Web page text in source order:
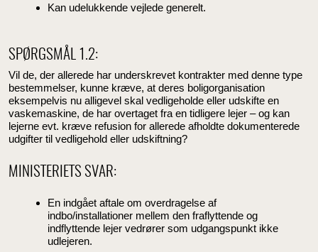
Kan udelukkende vejlede generelt.
SPØRGSMÅL 1.2:
Vil de, der allerede har underskrevet kontrakter med denne type
bestemmelser, kunne kræve, at deres boligorganisation
eksempelvis nu alligevel skal vedligeholde eller udskifte en
vaskemaskine, de har overtaget fra en tidligere lejer – og kan
lejerne evt. kræve refusion for allerede afholdte dokumenterede
udgifter til vedligehold eller udskiftning?
MINISTERIETS SVAR:
En indgået aftale om overdragelse af
indbo/installationer mellem den fraflyttende og
indflyttende lejer vedrører som udgangspunkt ikke
udlejeren.